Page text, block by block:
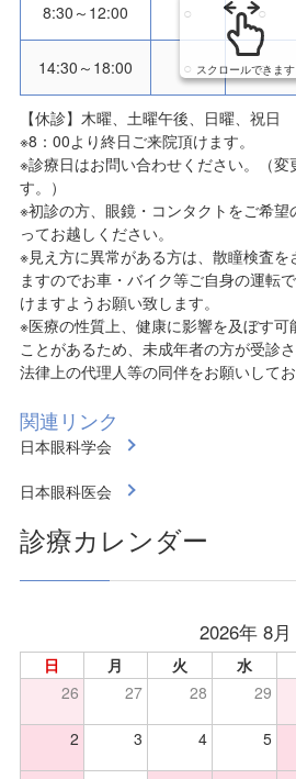
8:30～12:00 ○ ○
14:30～18:00 ○ ○
スクロールできます
【休診】木曜、土曜午後、日曜、祝日
※8：00より終日ご来院頂けます。
※診療日はお問い合わせください。（変
す。）
※初診の方、眼鏡・コンタクトをご希
ってお越しください。
※見え方に異常がある方は、散瞳検査
ますのでお車・バイク等ご自身の運転
けますようお願い致します。
※医療の性質上、健康に影響を及ぼす可
ことがあるため、未成年者の方が受診
法律上の代理人等の同伴をお願いしてお
関連リンク
日本眼科学会
日本眼科医会
診療カレンダー
2026年 8月
日 月 火 水
26
27 28 29
2 3 4 5